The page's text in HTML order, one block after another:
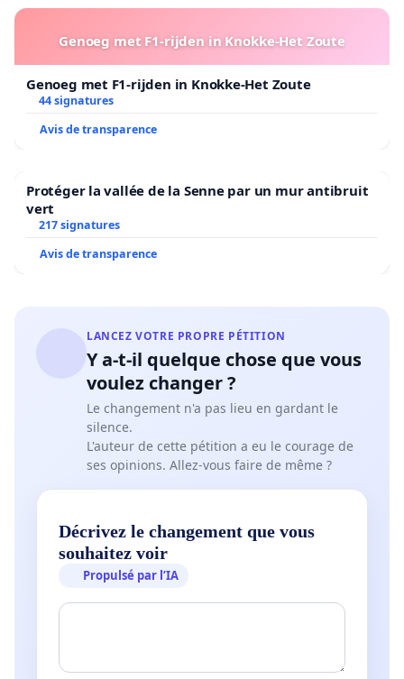
Genoeg met F1-rijden in Knokke-Het Zoute
Genoeg met F1-rijden in Knokke-Het Zoute
44 signatures
Avis de transparence
Protéger la vallée de la Senne par un mur antibruit
vert
217 signatures
Avis de transparence
LANCEZ VOTRE PROPRE PÉTITION
Y a-t-il quelque chose que vous
voulez changer ?
Le changement n'a pas lieu en gardant le
silence.
L'auteur de cette pétition a eu le courage de
ses opinions. Allez-vous faire de même ?
Décrivez le changement que vous
souhaitez voir
Propulsé par l’IA